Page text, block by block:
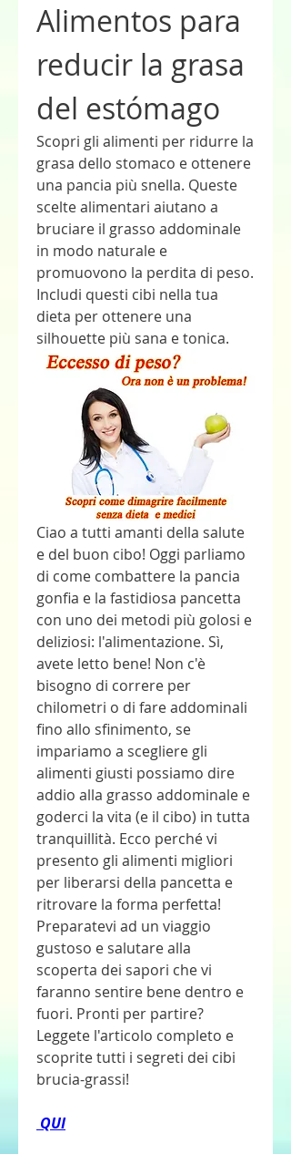
Alimentos para
reducir la grasa
del estómago
Scopri gli alimenti per ridurre la
grasa dello stomaco e ottenere
una pancia più snella. Queste
scelte alimentari aiutano a
bruciare il grasso addominale
in modo naturale e
promuovono la perdita di peso.
Includi questi cibi nella tua
dieta per ottenere una
silhouette più sana e tonica.
Ciao a tutti amanti della salute
e del buon cibo! Oggi parliamo
di come combattere la pancia
gonfia e la fastidiosa pancetta
con uno dei metodi più golosi e
deliziosi: l'alimentazione. Sì,
avete letto bene! Non c'è
bisogno di correre per
chilometri o di fare addominali
fino allo sfinimento, se
impariamo a scegliere gli
alimenti giusti possiamo dire
addio alla grasso addominale e
goderci la vita (e il cibo) in tutta
tranquillità. Ecco perché vi
presento gli alimenti migliori
per liberarsi della pancetta e
ritrovare la forma perfetta!
Preparatevi ad un viaggio
gustoso e salutare alla
scoperta dei sapori che vi
faranno sentire bene dentro e
fuori. Pronti per partire?
Leggete l'articolo completo e
scoprite tutti i segreti dei cibi
brucia-grassi!
QUI